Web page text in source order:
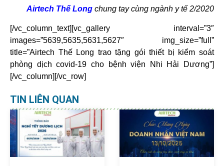
Airtech Thế Long chung tay cùng ngành y tế 2/2020
[/vc_column_text][vc_gallery interval=”3″
images=”5639,5635,5631,5627″ img_size=”full”
title=”Airtech Thế Long trao tặng gói thiết bị kiểm soát
phòng dịch covid-19 cho bệnh viện Nhi Hải Dương”]
[/vc_column][/vc_row]
TIN LIÊN QUAN